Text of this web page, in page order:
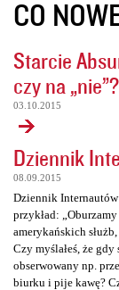
CO
Starcie
czy na „nie”?
03.10.2015
Dziennik
08.09.2015
Dziennik Internautów
przykład:
amerykańskich
Czy myślałeś, że
obserwowany np.
biurku i pije kawę?